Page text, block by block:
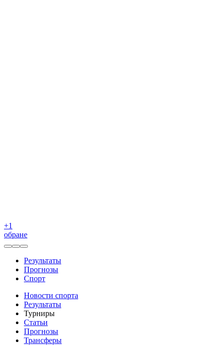
+1
обране
Результаты
Прогнозы
Спорт
Новости спорта
Результаты
Турниры
Статьи
Прогнозы
Трансферы